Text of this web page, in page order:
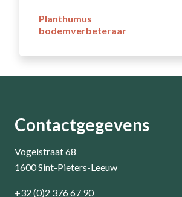
Planthumus
bodemverbeteraar
Contactgegevens
Vogelstraat 68
1600 Sint-Pieters-Leeuw
+32 (0)2 376 67 90